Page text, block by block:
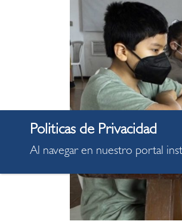
Al navegar en nuestro portal